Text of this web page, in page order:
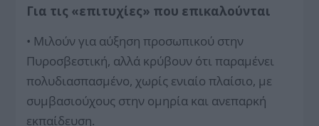
Για τις «επιτυχίες» που επικαλούνται
• Μιλούν για αύξηση προσωπικού στην
Πυροσβεστική, αλλά κρύβουν ότι παραμένει
πολυδιασπασμένο, χωρίς ενιαίο πλαίσιο, με
συμβασιούχους στην ομηρία και ανεπαρκή
εκπαίδευση.